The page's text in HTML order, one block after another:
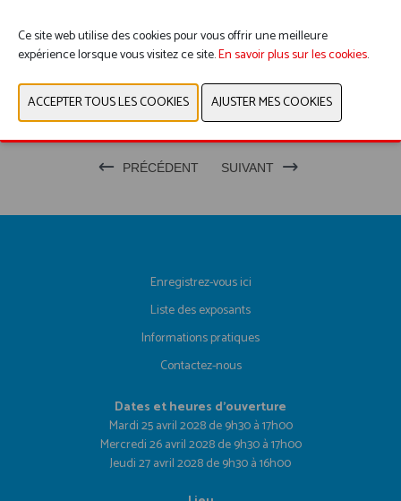
GROUPE DE PRODUITS
PHOTOS
PRODUITS EXPOSANTS
PRÉCÉDENT SUIVANT
Enregistrez-vous ici
Liste des exposants
Informations pratiques
Contactez-nous
Dates et heures d'ouverture
Mardi 25 avril 2028 de 9h30 à 17h00
Mercredi 26 avril 2028 de 9h30 à 17h00
Jeudi 27 avril 2028 de 9h30 à 16h00
Ce site web utilise des cookies pour vous offrir une meilleure
expérience lorsque vous visitez ce site.En savoir plus sur les cookies.